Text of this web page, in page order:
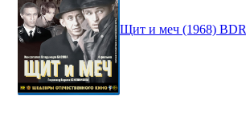
Щит и меч (1968)